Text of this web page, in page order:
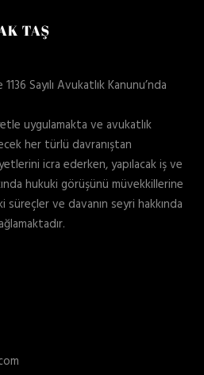
Sayılı Avukatlık Kanunu’nda
uygulamakta ve avukatlık
her türlü davranıştan
icra ederken, yapılacak iş ve
hukuki görüşünü müvekkillerine
süreçler ve davanın seyri hakkında